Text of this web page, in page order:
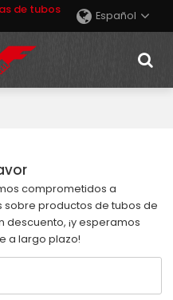
de tubos
Español
comprometidos a
productos de tubos de
¡y esperamos
a largo plazo!